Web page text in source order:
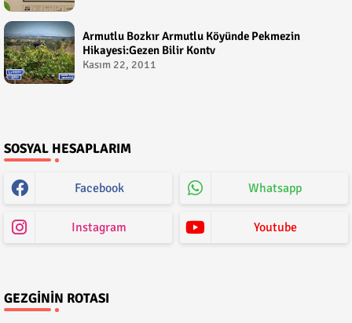
Armutlu Bozkır Armutlu Köyünde Pekmezin
Hikayesi:Gezen Bilir Kontv
Kasım 22, 2011
SOSYAL HESAPLARIM
Facebook Whatsapp
Instagram Youtube
GEZGININ ROTASI